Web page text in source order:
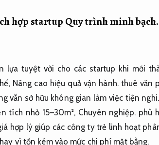
hợp startup Quy trình minh bạch.
lựa tuyệt vời cho các startup khi mới
Nâng cao hiệu quả vận hành.thuê văn
vẫn sở hữu không gian làm việc tiện nghi.
tích nhỏ 15–30m², Chuyên nghiệp. phù
hợp lý giúp các công ty trẻ linh hoạt
vì tốn kém vào mức chi phí mặt bằng.